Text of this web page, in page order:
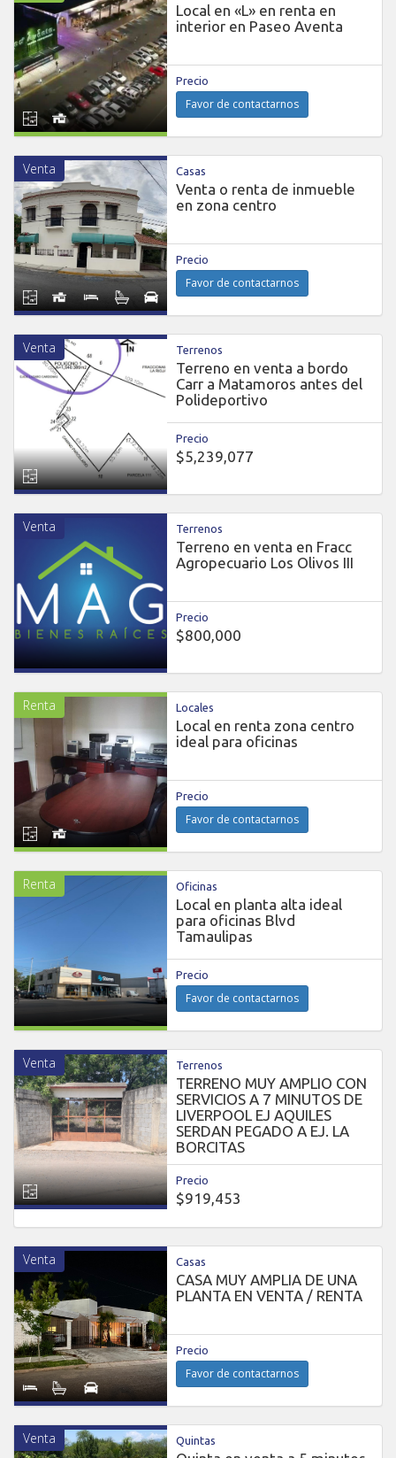
Local en «L» en renta en
interior en Paseo Aventa
Precio
Favor de contactarnos
Venta Casas
Venta o renta de inmueble
en zona centro
Precio
Favor de contactarnos
Venta Terrenos
Terreno en venta a bordo
Carr a Matamoros antes del
Polideportivo
Precio
$5,239,077
Venta Terrenos
Terreno en venta en Fracc
Agropecuario Los Olivos III
Precio
$800,000
Renta Locales
Local en renta zona centro
ideal para oficinas
Precio
Favor de contactarnos
Renta Oficinas
Local en planta alta ideal
para oficinas Blvd
Tamaulipas
Precio
Favor de contactarnos
Venta Terrenos
TERRENO MUY AMPLIO CON
SERVICIOS A 7 MINUTOS DE
LIVERPOOL EJ AQUILES
SERDAN PEGADO A EJ. LA
BORCITAS
Precio
$919,453
Venta Casas
CASA MUY AMPLIA DE UNA
PLANTA EN VENTA / RENTA
Precio
Favor de contactarnos
Venta Quintas